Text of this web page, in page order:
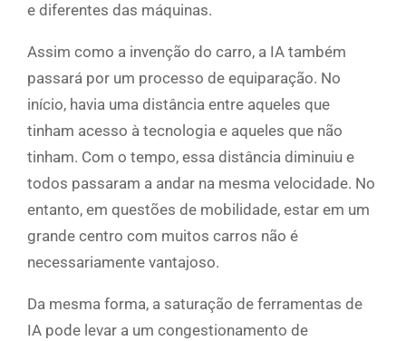
e diferentes das máquinas.
Assim como a invenção do carro, a IA também
passará por um processo de equiparação. No
início, havia uma distância entre aqueles que
tinham acesso à tecnologia e aqueles que não
tinham. Com o tempo, essa distância diminuiu e
todos passaram a andar na mesma velocidade. No
entanto, em questões de mobilidade, estar em um
grande centro com muitos carros não é
necessariamente vantajoso.
Da mesma forma, a saturação de ferramentas de
IA pode levar a um congestionamento de